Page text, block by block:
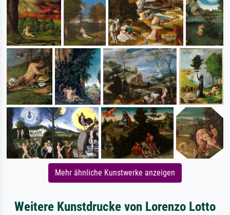
Mehr ähnliche Kunstwerke anzeigen
Weitere Kunstdrucke von Lorenzo Lotto